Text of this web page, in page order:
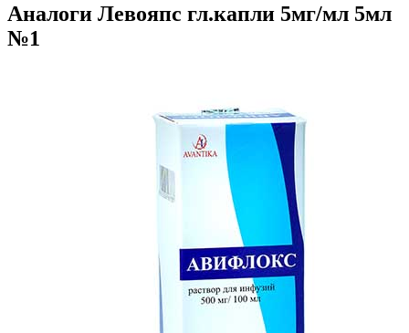
Аналоги Левояпс гл.капли 5мг/мл 5мл
№1